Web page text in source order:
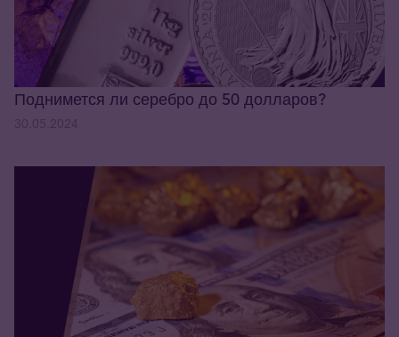
Поднимется ли серебро до 50 долларов?